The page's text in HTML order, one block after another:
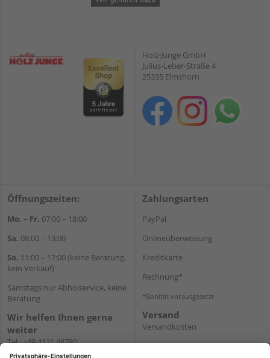
Holz-Junge GmbH
Julius-Leber-Straße 4
25335 Elmshorn
Öffnungszeiten:
Mo. – Fr. 07:00 – 18:00
Sa. 08:00 – 13:00
So. 11:00 – 17:00 (keine Beratung,
kein Verkauf)
Samstags nur Abholservice, keine
Beratung
Wir helfen Ihnen gerne
weiter
Tel.:+49 4121 48780
E-Mail:onlineshop@holz-
Zahlungsarten
PayPal
Onlineüberweisung
Kreditkarte
Rechnung*
*Bonität vorausgesetzt
Versand
Versandkosten